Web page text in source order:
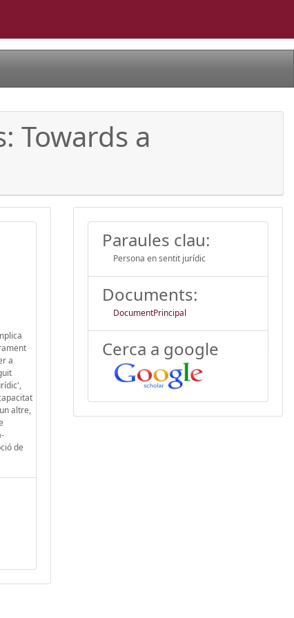
Towards a
a
altre,
de
Paraules clau:
Persona en sentit jurídic
Documents:
DocumentPrincipal
Cerca a google